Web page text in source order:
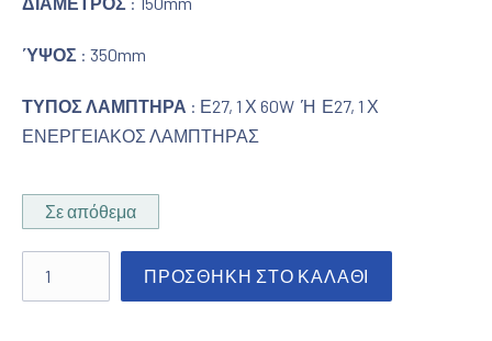
ΎΨΟΣ : 350mm
ΤΥΠΟΣ ΛΑΜΠΤΗΡΑ : Ε27, 1 Χ 60W Ή Ε27, 1 Χ
ΕΝΕΡΓΕΙΑΚΟΣ ΛΑΜΠΤΗΡΑΣ
Σε απόθεμα
ΠΡΟΣΘΉΚΗ ΣΤΟ ΚΑΛΆΘΙ